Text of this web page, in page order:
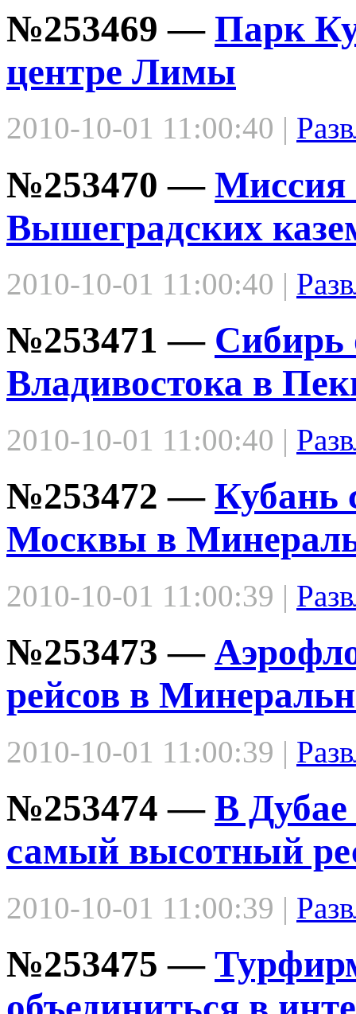
№253469 — Парк
центре Лимы
2010-10-01 11:00:40 |
№253470 — Mиссия
Вышеградских
2010-10-01 11:00:40 |
№253471 — Сибирь
Владивостока в
2010-10-01 11:00:40 |
№253472 — Кубань
Москвы в
2010-10-01 11:00:39 |
№253473 —
рейсов в
2010-10-01 11:00:39 |
№253474 — В Дубае
самый высотный
2010-10-01 11:00:39 |
№253475 —